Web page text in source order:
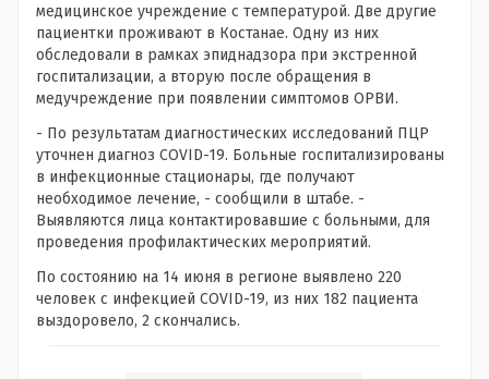
медицинское учреждение с температурой. Две другие
пациентки проживают в Костанае. Одну из них
обследовали в рамках эпиднадзора при экстренной
госпитализации, а вторую после обращения в
медучреждение при появлении симптомов ОРВИ.
- По результатам диагностических исследований ПЦР
уточнен диагноз COVID-19. Больные госпитализированы
в инфекционные стационары, где получают
необходимое лечение, - сообщили в штабе. -
Выявляются лица контактировавшие с больными, для
проведения профилактических мероприятий.
По состоянию на 14 июня в регионе выявлено 220
человек с инфекцией COVID-19, из них 182 пациента
выздоровело, 2 скончались.